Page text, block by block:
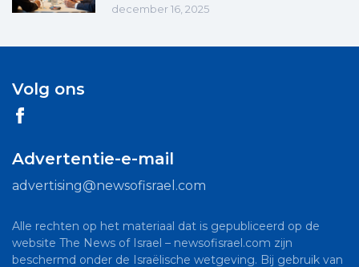
december 16, 2025
Volg ons
Advertentie-e-mail
advertising@newsofisrael.com
Alle rechten op het materiaal dat is gepubliceerd op de
website The News of Israel – newsofisrael.com zijn
beschermd onder de Israëlische wetgeving. Bij gebruik van